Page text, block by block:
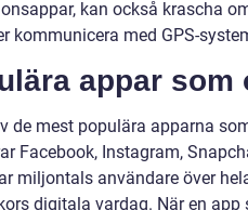
kan också krascha
kommunicera med GPS-
appar som
de mest populära apparna
Facebook, Instagram,
miljontals användare över
digitala vardag. När en